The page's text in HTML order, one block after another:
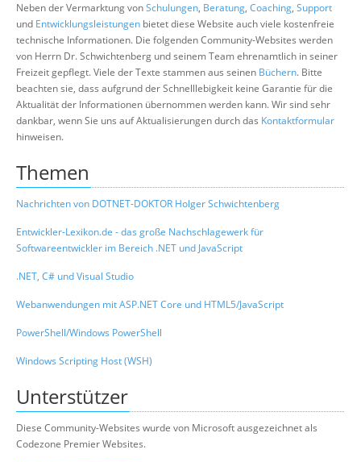
Neben der Vermarktung vonSchulungen, Beratung, Coaching, Support
und Entwicklungsleistungen bietet diese Website auch viele kostenfreie
technische Informationen. Die folgenden Community-Websites werden
von Herrn Dr. Schwichtenberg und seinem Team ehrenamtlich in seiner
Freizeit gepflegt. Viele der Texte stammen aus seinen Büchern. Bitte
beachten sie, dass aufgrund der Schnelllebigkeit keine Garantie für die
Aktualität der Informationen übernommen werden kann. Wir sind sehr
dankbar, wenn Sie uns auf Aktualisierungen durch das Kontaktformular
hinweisen.
Themen
Nachrichten von DOTNET-DOKTOR Holger Schwichtenberg
Entwickler-Lexikon.de - das große Nachschlagewerk für
Softwareentwickler im Bereich .NET und JavaScript
.NET, C# und Visual Studio
Webanwendungen mit ASP.NET Core und HTML5/JavaScript
PowerShell/Windows PowerShell
Windows Scripting Host (WSH)
Unterstützer
Diese Community-Websites wurde von Microsoft ausgezeichnet als
Codezone Premier Websites.